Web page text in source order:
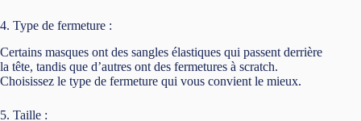
4. Type de fermeture :
Certains masques ont des sangles élastiques qui passent derrière
la tête, tandis que d’autres ont des fermetures à scratch.
Choisissez le type de fermeture qui vous convient le mieux.
5. Taille :